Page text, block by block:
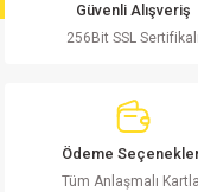
Ürün resmi kalitesiz,
Ürün bilgilerinde
Bu ürüne benzer farklı
Güvenli Alışveriş
256Bit SSL Sertifikalı
Ödeme
Tüm Anlaşmalı